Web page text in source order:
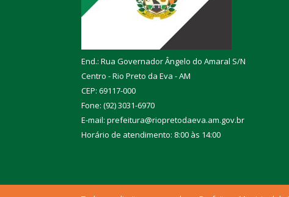
End.: Rua Governador Ângelo do Amaral S/N
Centro - Rio Preto da Eva - AM
CEP: 69117-000
Fone: (92) 3031-6970
E-mail: prefeitura@riopretodaeva.am.gov.br
Horário de atendimento: 8:00 às 14:00